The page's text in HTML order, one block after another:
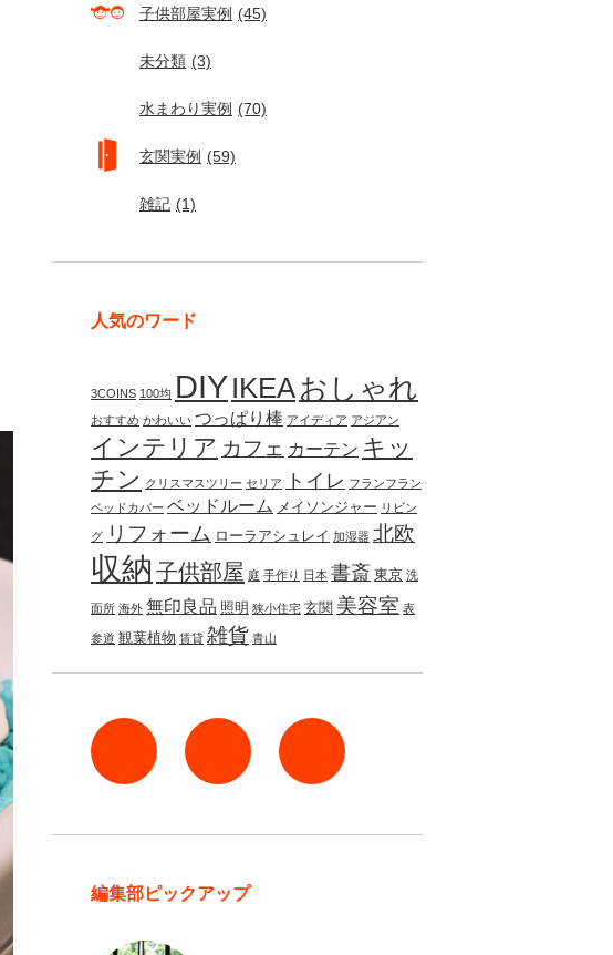
子供部屋実例 (45)
未分類 (3)
水まわり実例 (70)
玄関実例 (59)
雑記 (1)
人気のワード
3COINS 100均 DIYIKEAおしゃれ
おすすめ かわいい つっぱり棒 アイディア アジアン
インテリア カフェ カーテン キッ
チン クリスマスツリー セリア トイレ フランフラン
ベッドカバー ベッドルーム メイソンジャー リビン
グ リフォーム ローラアシュレイ 加湿器 北欧
収納 子供部屋 庭 手作り 日本 書斎 東京 洗
面所 海外 無印良品 照明 狭小住宅 玄関 美容室 表
参道 観葉植物 賃貸 雑貨 青山
Twitter
編集部ピックアップ